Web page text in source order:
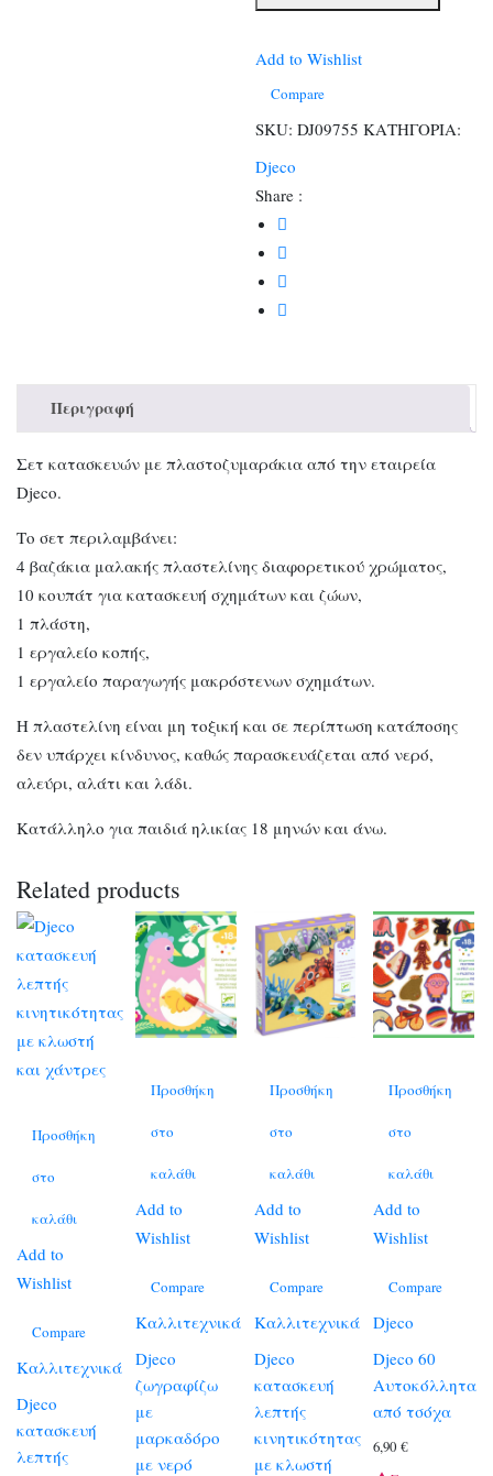
και
15
Add to Wishlist
Compare
SKU: DJ09755 ΚΑΤΗΓΟΡΙΑ:
Djeco
Share :
Περιγραφή
Σετ κατασκευών με πλαστοζυμαράκια από την εταιρεία
Djeco.
Το σετ περιλαμβάνει:
4 βαζάκια μαλακής πλαστελίνης διαφορετικού χρώματος,
10 κουπάτ για κατασκευή σχημάτων και ζώων,
1 πλάστη,
1 εργαλείο κοπής,
1 εργαλείο παραγωγής μακρόστενων σχημάτων.
Η πλαστελίνη είναι μη τοξική και σε περίπτωση κατάποσης
δεν υπάρχει κίνδυνος, καθώς παρασκευάζεται από νερό,
αλεύρι, αλάτι και λάδι.
Κατάλληλο για παιδιά ηλικίας 18 μηνών και άνω.
Related products
Προσθήκη
στο
καλάθι
Add to
Wishlist
Compare
Καλλιτεχνικά
Djeco
κατασκευή
λεπτής
Προσθήκη
στο
καλάθι
Add to
Wishlist
Compare
Καλλιτεχνικά
Djeco
ζωγραφίζω
με
μαρκαδόρο
με νερό
Προσθήκη
στο
καλάθι
Add to
Wishlist
Compare
Καλλιτεχνικά
Djeco
κατασκευή
λεπτής
κινητικότητας
με κλωστή
Προσθήκη
στο
καλάθι
Add to
Wishlist
Compare
Djeco
Djeco 60
Αυτοκόλλητα
από τσόχα
6,90€